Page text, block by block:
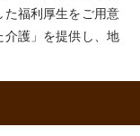
た福利厚生をご用意
介護」を提供し、地